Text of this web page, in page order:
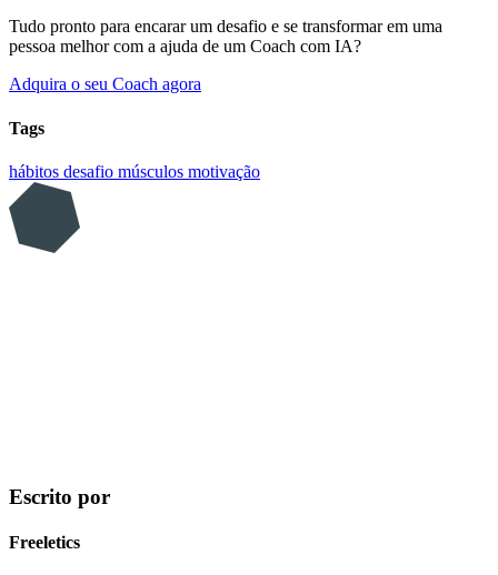
Tudo pronto para encarar um desafio e se transformar em uma
pessoa melhor com a ajuda de um Coach com IA?
Adquira o seu Coach agora
Tags
hábitos desafio músculos motivação
Escrito por
Freeletics